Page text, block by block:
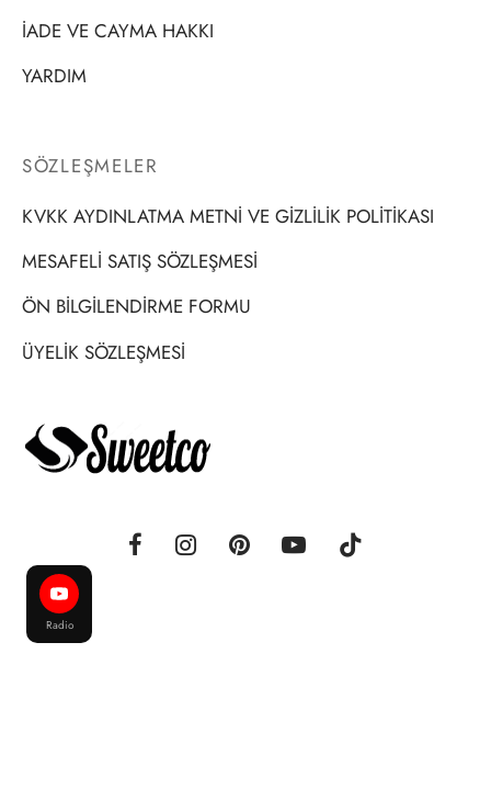
İADE VE CAYMA HAKKI
YARDIM
SÖZLEŞMELER
KVKK AYDINLATMA METNİ VE GİZLİLİK POLİTİKASI
MESAFELİ SATIŞ SÖZLEŞMESİ
ÖN BİLGİLENDİRME FORMU
ÜYELİK SÖZLEŞMESİ
Radio